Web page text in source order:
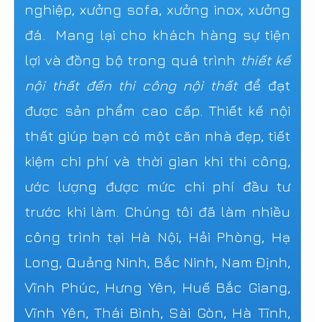
nghiệp, xưởng sofa, xưởng inox, xưởng
đá. Mang lại cho khách hàng sự tiện
lợi và đồng bộ trong quá trình thiết kế
nội thất đến thi công nội thấtđể đạt
được sản phẩm cao cấp. Thiết kế nội
thất giúp bạn có một căn nhà đẹp, tiết
kiệm chi phí và thời gian khi thi công,
ước lượng được mức chi phí đầu tư
trước khi làm. Chúng tôi đã làm nhiều
công trình tại Hà Nội, Hải Phòng, Hạ
Long, Quảng Ninh, Bắc Ninh, Nam Định,
Vĩnh Phúc, Hưng Yên, Huế Bắc Giang,
Vĩnh Yên, Thái Bình, Sài Gòn, Hà Tĩnh,